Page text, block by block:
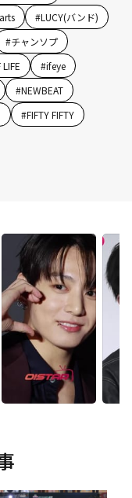
#LUCY(バンド)
#チャンソプ
LIFE #ifeye
#NEWBEAT
#FIFTY FIFTY